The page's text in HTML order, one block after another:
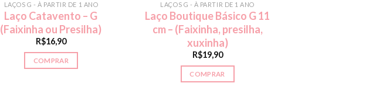
LAÇOS G - À PARTIR DE 1 ANO
Laço Catavento – G
(Faixinha ou Presilha)
R$16,90
COMPRAR
LAÇOS G - À PARTIR DE 1 ANO
Laço Boutique Básico G 11
cm – (Faixinha, presilha,
xuxinha)
R$19,90
COMPRAR